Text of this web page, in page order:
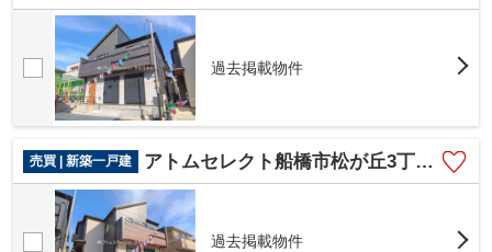
過去掲載物件
売買 | 新築一戸建 アトムセレクト船橋市松が丘3丁目 2号棟
過去掲載物件